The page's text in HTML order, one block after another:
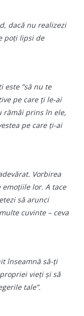
dacă nu realizezi
poți lipsi de
este ”să nu te
pe care ți le-ai
rămâi prins în ele,
pe care ți-ai
Vorbirea
lor. A tace
să arunci
cuvinte – ceva
înseamnă să-ți
vieți și să
tale”.